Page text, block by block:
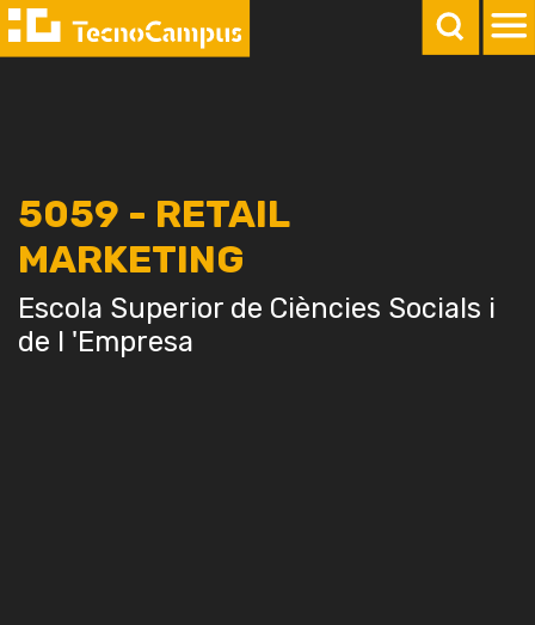
5059 - RETAIL
MARKETING
Escola Superior de Ciències Socials i
de l 'Empresa